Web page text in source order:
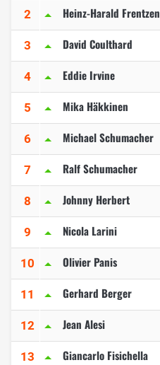
2 Heinz-Harald Frentzen
3 David Coulthard
4 Eddie Irvine
5 Mika Häkkinen
6 Michael Schumacher
7 Ralf Schumacher
8 Johnny Herbert
9 Nicola Larini
10 Olivier Panis
11 Gerhard Berger
12 Jean Alesi
13 Giancarlo Fisichella